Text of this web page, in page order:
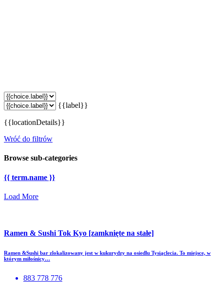
{{label}}
{{locationDetails}}
Wróć do filtrów
Browse sub-categories
{{ term.name }}
Load More
Ramen & Sushi Tok Kyo [zamknięte na stałe]
Ramen &Sushi bar zlokalizowany jest w kukurydzy na osiedlu Tysiąclecia. To miejsce, w
którym miłośnicy…
883 778 776